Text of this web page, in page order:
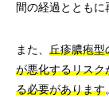
間の経過とともに
また、 丘疹膿疱型
が悪化するリスク
る必要があります